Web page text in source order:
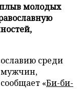
молодых
среди
мужчин,
«Би-би-